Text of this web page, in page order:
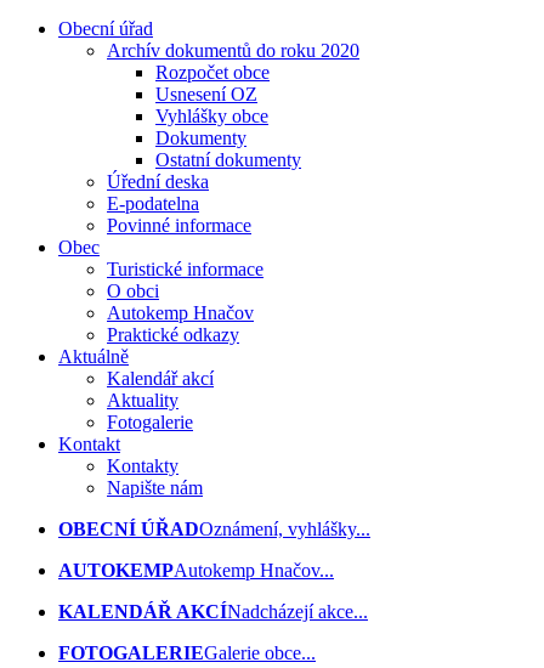
Obecní úřad
Archív dokumentů do roku 2020
Rozpočet obce
Usnesení OZ
Vyhlášky obce
Dokumenty
Ostatní dokumenty
Úřední deska
E-podatelna
Povinné informace
Obec
Turistické informace
O obci
Autokemp Hnačov
Praktické odkazy
Aktuálně
Kalendář akcí
Aktuality
Fotogalerie
Kontakt
Kontakty
Napište nám
OBECNÍ ÚŘADOznámení, vyhlášky...
AUTOKEMPAutokemp Hnačov...
KALENDÁŘ AKCÍNadcházejí akce...
FOTOGALERIEGalerie obce...